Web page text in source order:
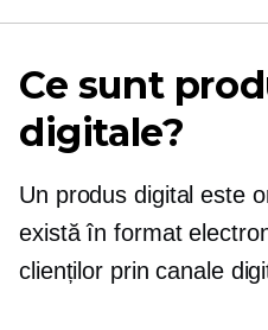
Ce sunt
digitale?
Un produs digital este
există în format
clienților prin canale